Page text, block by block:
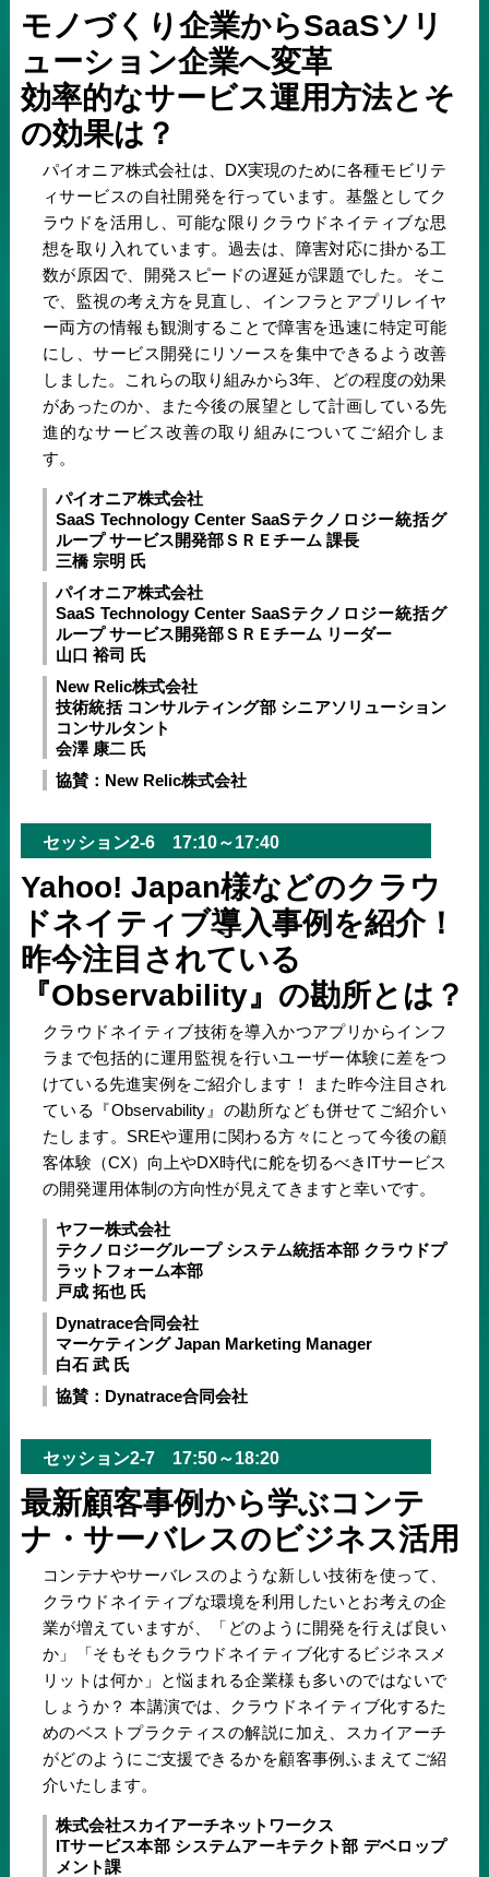
モノづくり企業からSaaSソリ
ューション企業へ変革
効率的なサービス運用方法とそ
の効果は？
パイオニア株式会社は、DX実現のために各種モビリテ
ィサービスの自社開発を行っています。基盤としてク
ラウドを活用し、可能な限りクラウドネイティブな思
想を取り入れています。過去は、障害対応に掛かる工
数が原因で、開発スピードの遅延が課題でした。そこ
で、監視の考え方を見直し、インフラとアプリレイヤ
ー両方の情報も観測することで障害を迅速に特定可能
にし、サービス開発にリソースを集中できるよう改善
しました。これらの取り組みから3年、どの程度の効果
があったのか、また今後の展望として計画している先
進的なサービス改善の取り組みについてご紹介しま
す。
パイオニア株式会社
SaaS Technology Center SaaSテクノロジー統括グ
ループ サービス開発部ＳＲＥチーム 課長
三橋 宗明 氏
パイオニア株式会社
SaaS Technology Center SaaSテクノロジー統括グ
ループ サービス開発部ＳＲＥチーム リーダー
山口 裕司 氏
New Relic株式会社
技術統括 コンサルティング部 シニアソリューション
コンサルタント
会澤 康二 氏
協賛：New Relic株式会社
セッション2-6 17:10～17:40
Yahoo! Japan様などのクラウ
ドネイティブ導入事例を紹介！
昨今注目されている
『Observability』の勘所とは？
クラウドネイティブ技術を導入かつアプリからインフ
ラまで包括的に運用監視を行いユーザー体験に差をつ
けている先進実例をご紹介します！ また昨今注目され
ている『Observability』の勘所なども併せてご紹介い
たします。SREや運用に関わる方々にとって今後の顧
客体験（CX）向上やDX時代に舵を切るべきITサービス
の開発運用体制の方向性が見えてきますと幸いです。
ヤフー株式会社
テクノロジーグループ システム統括本部 クラウドプ
ラットフォーム本部
戸成 拓也 氏
Dynatrace合同会社
マーケティング Japan Marketing Manager
白石 武 氏
協賛：Dynatrace合同会社
セッション2-7 17:50～18:20
最新顧客事例から学ぶコンテ
ナ・サーバレスのビジネス活用
コンテナやサーバレスのような新しい技術を使って、
クラウドネイティブな環境を利用したいとお考えの企
業が増えていますが、「どのように開発を行えば良い
か」「そもそもクラウドネイティブ化するビジネスメ
リットは何か」と悩まれる企業様も多いのではないで
しょうか？ 本講演では、クラウドネイティブ化するた
めのベストプラクティスの解説に加え、スカイアーチ
がどのようにご支援できるかを顧客事例ふまえてご紹
介いたします。
株式会社スカイアーチネットワークス
ITサービス本部 システムアーキテクト部 デベロップ
メント課